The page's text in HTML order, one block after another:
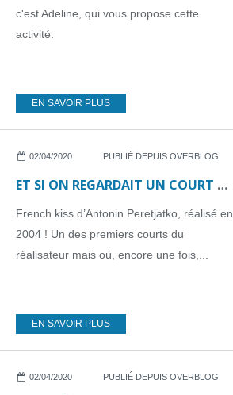
c'est Adeline, qui vous propose cette
activité.
EN SAVOIR PLUS
02/04/2020 PUBLIÉ DEPUIS OVERBLOG
ET SI ON REGARDAIT UN COURT MÉTRAGE...N°17
French kiss d’Antonin Peretjatko, réalisé en
2004 ! Un des premiers courts du
réalisateur mais où, encore une fois,...
EN SAVOIR PLUS
02/04/2020 PUBLIÉ DEPUIS OVERBLOG